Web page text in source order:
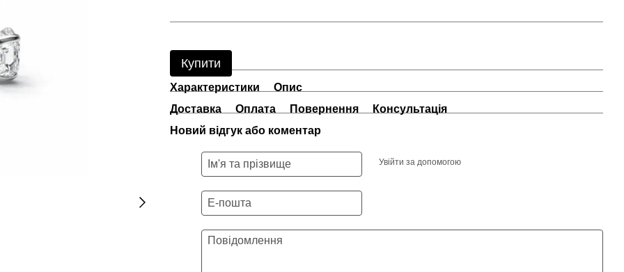
Купити
Характеристики
Опис
Доставка
Оплата Повернення
Консультація
Новий відгук або коментар
Увійти за допомогою